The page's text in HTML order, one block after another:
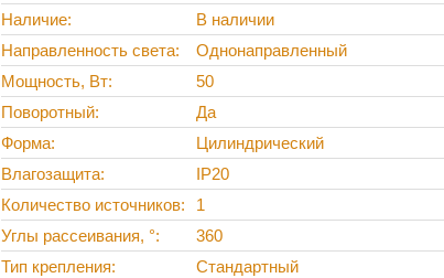
Наличие
В наличии
Направленность света
Однонаправленный
Мощность, Вт
50
Поворотный
Да
Форма
Цилиндрический
Влагозащита
IP20
Количество источников
1
Углы рассеивания, °
360
Тип крепления
Стандартный